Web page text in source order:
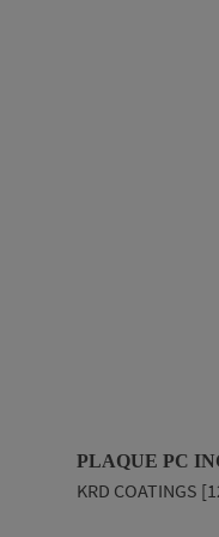
PLAQUE PC
KRD COATINGS